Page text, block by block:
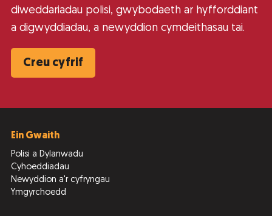
diweddariadau polisi, gwybodaeth ar hyfforddiant
a digwyddiadau, a newyddion cymdeithasau tai.
Creu cyfrif
Ein Gwaith
Polisi a Dylanwadu
Cyhoeddiadau
Newyddion a'r cyfryngau
Ymgyrchoedd